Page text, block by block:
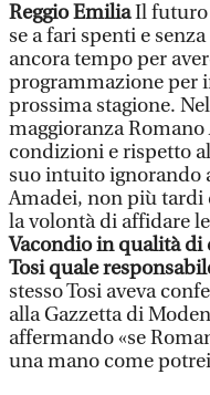
Reggio EmiliaIl futuro
se a fari spenti e
ancora tempo per
programmazione per
prossima stagione.
maggioranza
condizioni e rispetto
suo intuito ignorando
Amadei, non più tardi
la volontà di affidare
Vacondio in qualità di
Tosi quale
stesso Tosi aveva
alla Gazzetta di
affermando «se
una mano come